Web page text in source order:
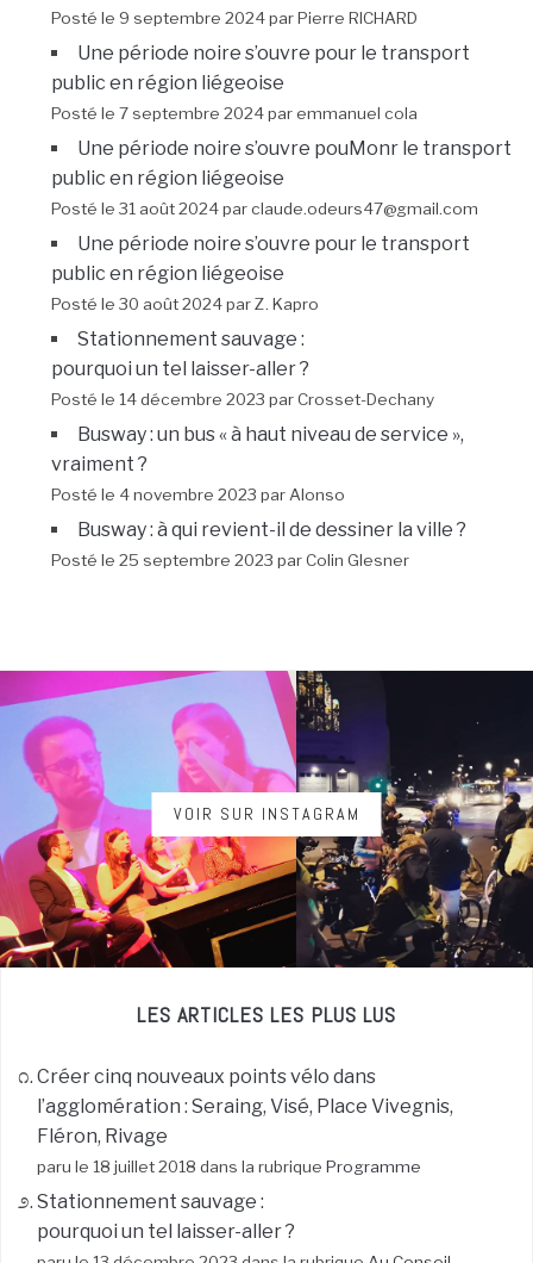
Posté le 9 septembre 2024 par Pierre RICHARD
Une période noire s’ouvre pour le transport
public en région liégeoise
Posté le 7 septembre 2024 par emmanuel cola
Une période noire s’ouvre pouMonr le transport
public en région liégeoise
Posté le 31 août 2024 par claude.odeurs47@gmail.com
Une période noire s’ouvre pour le transport
public en région liégeoise
Posté le 30 août 2024 par Z. Kapro
Stationnement sauvage :
pourquoi un tel laisser-aller ?
Posté le 14 décembre 2023 par Crosset-Dechany
Busway : un bus « à haut niveau de service »,
vraiment ?
Posté le 4 novembre 2023 par Alonso
Busway : à qui revient-il de dessiner la ville ?
Posté le 25 septembre 2023 par Colin Glesner
VOIR SUR INSTAGRAM
LES ARTICLES LES PLUS LUS
Créer cinq nouveaux points vélo dans
l’agglomération : Seraing, Visé, Place Vivegnis,
Fléron, Rivage
paru le 18 juillet 2018 dans la rubrique Programme
Stationnement sauvage :
pourquoi un tel laisser-aller ?